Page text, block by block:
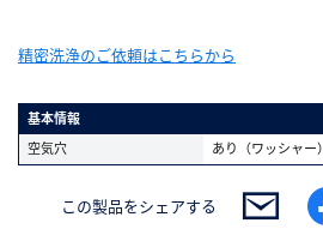
精密洗浄のご依頼はこちらから
基本情報
空気穴
あり（ワッシャー）
この製品をシェアする